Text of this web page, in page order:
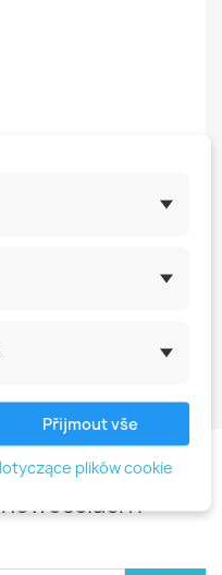
i
Přijmout vše
plików cookie